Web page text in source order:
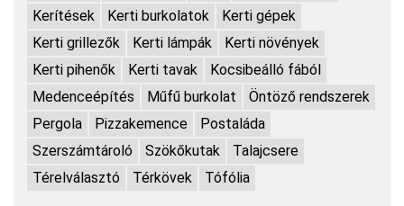
Kerítések
Kerti burkolatok
Kerti gépek
Kerti grillezők
Kerti lámpák
Kerti növények
Kerti pihenők
Kerti tavak
Kocsibeálló fából
Medenceépítés
Műfű burkolat
Öntöző rendszerek
Pergola
Pizzakemence
Postaláda
Szerszámtároló
Szökőkutak
Talajcsere
Térelválasztó
Térkövek Tófólia